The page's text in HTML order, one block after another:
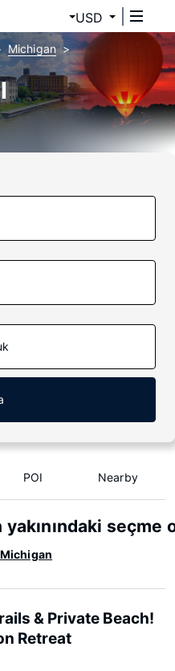
USD
Michigan
POI Nearby
seçme
& Private Beach!
Retreat